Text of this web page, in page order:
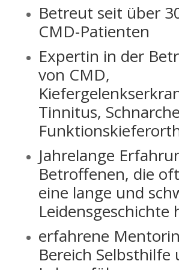
Betreut seit über
CMD-Patienten
Expertin in der
von CMD,
Tinnitus,
Jahrelange
Betroffenen, die
eine lange und
Leidensgeschichte
erfahrene
Bereich Selbsthilfe